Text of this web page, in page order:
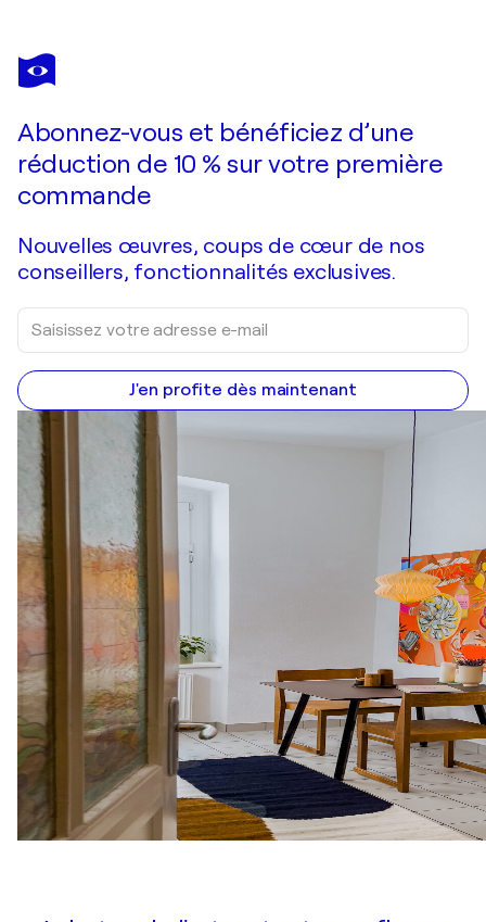
Abonnez-vous et bénéficiez d’une
réduction de 10 % sur votre première
commande
Nouvelles œuvres, coups de cœur de nos
conseillers, fonctionnalités exclusives.
J'en profite dès maintenant